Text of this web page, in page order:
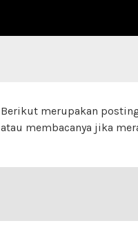
Berikut merupakan
atau membacanya jika